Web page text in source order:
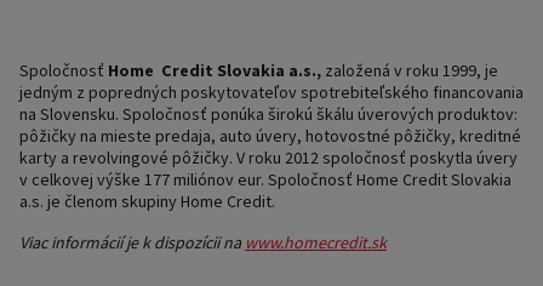
Spoločnosť Home Credit Slovakia a.s., založená v roku 1999, je
jedným z popredných poskytovateľov spotrebiteľského financovania
na Slovensku. Spoločnosť ponúka širokú škálu úverových produktov:
pôžičky na mieste predaja, auto úvery, hotovostné pôžičky, kreditné
karty a revolvingové pôžičky. V roku 2012 spoločnosť poskytla úvery
v celkovej výške 177 miliónov eur. Spoločnosť Home Credit Slovakia
a.s. je členom skupiny Home Credit.
Viac informácií je k dispozícii na www.homecredit.sk